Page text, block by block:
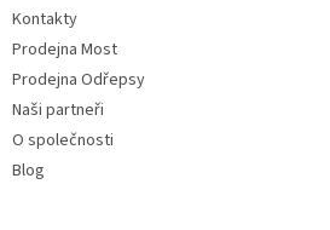
Kontakty
Prodejna Most
Prodejna Odřepsy
Naši partneři
O společnosti
Blog